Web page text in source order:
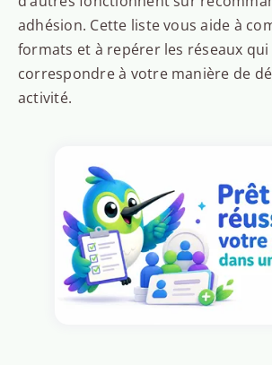
adhésion. Cette liste vous aide à
formats et à repérer les réseaux
correspondre à votre manière de
activité.